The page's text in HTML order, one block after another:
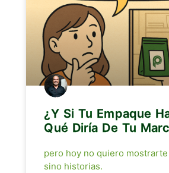
¿Y Si Tu Empaque
Qué Diría De Tu
pero hoy no quiero
sino historias.